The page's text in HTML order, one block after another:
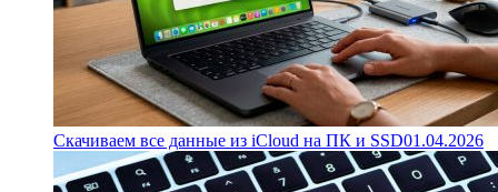
Скачиваем все данные из iCloud на ПК и SSD01.04.2026